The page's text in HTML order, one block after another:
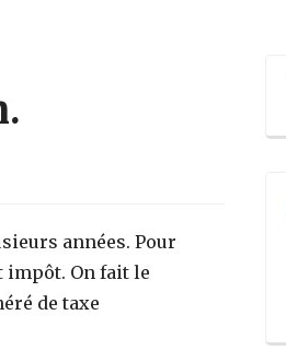
années. Pour
impôt. On fait le
de taxe